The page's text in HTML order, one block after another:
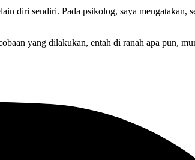
diri sendiri. Pada psikolog, saya mengatakan,
yang dilakukan, entah di ranah apa pun,